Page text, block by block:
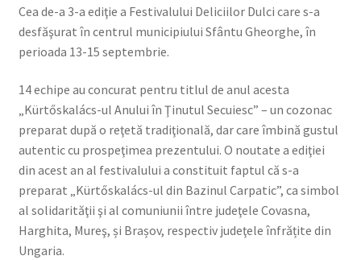
Cea de-a 3-a ediţie a Festivalului Deliciilor Dulci care s-a
desfăşurat în centrul municipiului Sfântu Gheorghe, în
perioada 13-15 septembrie.
14 echipe au concurat pentru titlul de anul acesta
„Kürtőskalács-ul Anului în Ţinutul Secuiesc” – un cozonac
preparat după o reţetă tradiţională, dar care îmbină gustul
autentic cu prospeţimea prezentului. O noutate a ediţiei
din acest an al festivalului a constituit faptul că s-a
preparat „Kürtőskalács-ul din Bazinul Carpatic”, ca simbol
al solidarităţii şi al comuniunii între judeţele Covasna,
Harghita, Mureş, și Brașov, respectiv judeţele înfrățite din
Ungaria.